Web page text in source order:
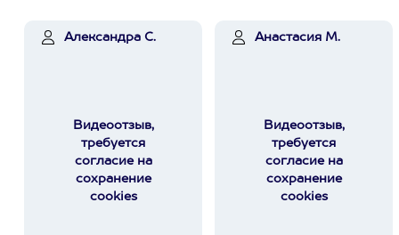
Александра С.
Видеоотзыв,
требуется
согласие на
сохранение
cookies
Анастасия М.
Видеоотзыв,
требуется
согласие на
сохранение
cookies